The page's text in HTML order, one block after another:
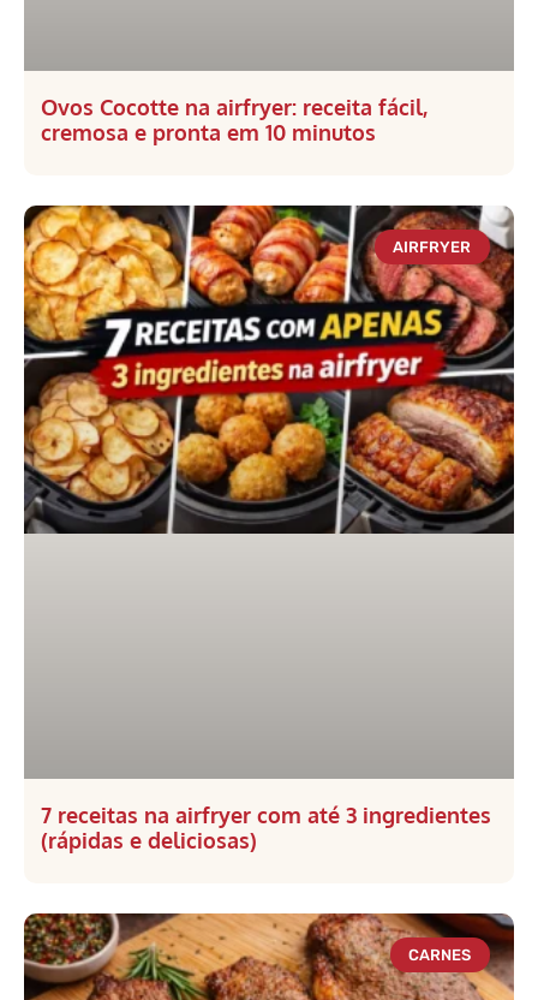
Ovos Cocotte na airfryer: receita fácil,
cremosa e pronta em 10 minutos
AIRFRYER
7 receitas na airfryer com até 3 ingredientes
(rápidas e deliciosas)
CARNES